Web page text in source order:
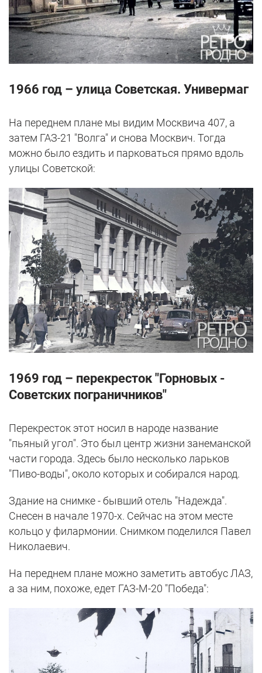
1966 год – улица Советская. Универмаг
На переднем плане мы видим Москвича 407, а
затем ГАЗ-21 "Волга" и снова Москвич. Тогда
можно было ездить и парковаться прямо вдоль
улицы Советской:
1969 год – перекресток "Горновых -
Советских пограничников"
Перекресток этот носил в народе название
"пьяный угол". Это был центр жизни занеманской
части города. Здесь было несколько ларьков
"Пиво-воды", около которых и собирался народ.
Здание на снимке - бывший отель "Надежда".
Снесен в начале 1970-х. Сейчас на этом месте
кольцо у филармонии. Снимком поделился Павел
Николаевич.
На переднем плане можно заметить автобус ЛАЗ,
а за ним, похоже, едет ГАЗ-М-20 "Победа":